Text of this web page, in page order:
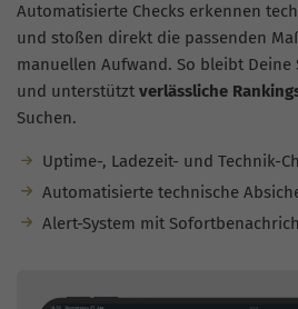
Automatisierte Checks erkennen
und stoßen direkt die passenden
manuellen Aufwand. So bleibt Deine
und unterstützt verlässliche
Suchen.
Uptime-, Ladezeit- und Technik-
Automatisierte technische
Alert-System mit